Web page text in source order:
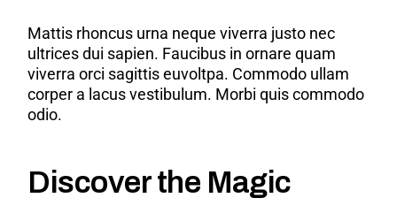
Mattis rhoncus urna neque viverra justo nec
ultrices dui sapien. Faucibus in ornare quam
viverra orci sagittis euvoltpa. Commodo ullam
corper a lacus vestibulum. Morbi quis commodo
odio.
Discover the Magic